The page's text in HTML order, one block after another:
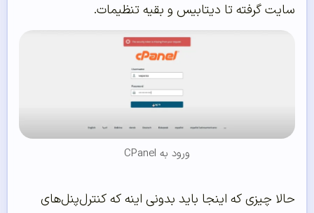
سایت گرفته تا دیتابیس و بقیه تنظیمات.
ورود به CPanel
حالا چیزی که اینجا باید بدونی اینه که کنترل‌پنل‌های